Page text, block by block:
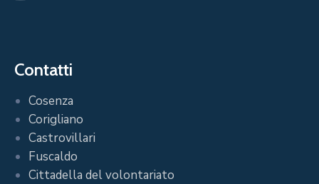
Contatti
Cosenza
Corigliano
Castrovillari
Fuscaldo
Cittadella del volontariato